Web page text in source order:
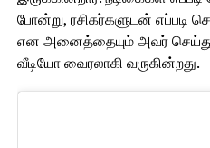
போன்று, ரசிகர்களுடன் எப்படி
என அனைத்தையும் அவர் செய்து
வீடியோ வைரலாகி வருகின்றது.